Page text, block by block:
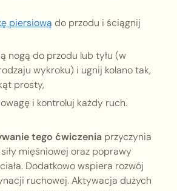
piersiową do przodu i ściągnij
nogą do przodu lub tyłu (w
wykroku) i ugnij kolano tak,
prosty,
i kontroluj każdy ruch.
tego ćwiczenia przyczynia
mięśniowej oraz poprawy
Dodatkowo wspiera rozwój
ruchowej. Aktywacja dużych